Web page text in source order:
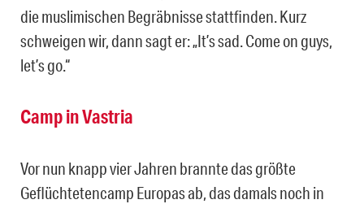
die muslimischen Begräbnisse stattfinden. Kurz
schweigen wir, dann sagt er: „It’s sad. Come on guys,
let’s go.“
Camp in Vastria
Vor nun knapp vier Jahren brannte das größte
Geflüchtetencamp Europas ab, das damals noch in